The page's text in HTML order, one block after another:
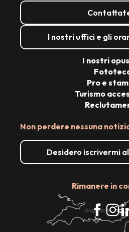
I nostri uffici e gli
Non perdere nessuna
Desidero iscrivermi
Rimanere in
I nostri
Pro e
Turismo